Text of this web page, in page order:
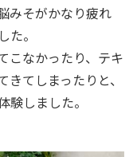
みそがかなり疲れ
た。
こなかったり、テキ
てしまったりと、
しました。